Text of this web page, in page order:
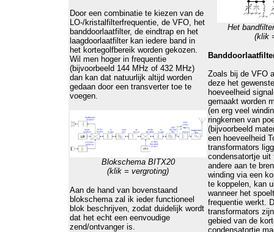
Door een combinatie te kiezen van de
LO-/kristalfilterfrequentie, de VFO, het
banddoorlaatfilter, de eindtrap en het
laagdoorlaatfilter kan iedere band in
het kortegolfbereik worden gekozen.
Wil men hoger in frequentie
(bijvoorbeeld 144 MHz of 432 MHz)
dan kan dat natuurlijk altijd worden
gedaan door een transverter toe te
voegen.
Blokschema BITX20
(klik = vergroting)
Aan de hand van bovenstaand
blokschema zal ik ieder functioneel
blok beschrijven, zodat duidelijk wordt
dat het echt een eenvoudige
zend/ontvanger is.
Het
(klik
Zoals bij de VFO
deze het
hoeveelheid
gemaakt worden
(en erg veel
ringkernen van
(bijvoorbeeld
een hoeveelheid
transformators
condensatortje uit
andere aan te
winding via een
te koppelen, kan
wanneer het
frequentie werkt.
transformators
gebied van de
condensatortje